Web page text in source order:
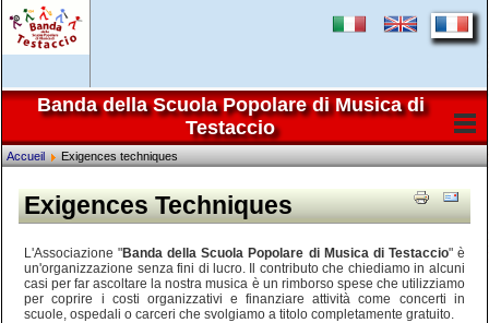
Banda della Scuola Popolare di Musica di
Testaccio
Accueil Exigences techniques
Exigences Techniques
L'Associazione "Banda della Scuola Popolare di Musica di Testaccio" è
un'organizzazione senza fini di lucro. Il contributo che chiediamo in alcuni
casi per far ascoltare la nostra musica è un rimborso spese che utilizziamo
per coprire i costi organizzativi e finanziare attività come concerti in
scuole, ospedali o carceri che svolgiamo a titolo completamente gratuito.